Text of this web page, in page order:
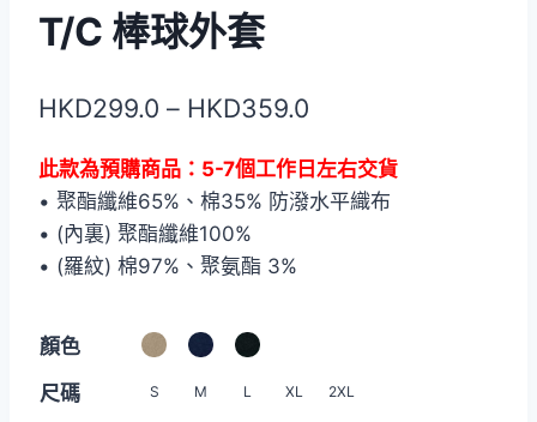
T/C 棒球外套
HKD299.0 – HKD359.0
範
此款為預購商品：5-7個工作日左右交貨
• 聚酯纖維65%、棉35% 防潑水平織布
• (內裏) 聚酯纖維100%
• (羅紋) 棉97%、聚氨酯 3%
顏色
尺碼
S M L XL 2XL